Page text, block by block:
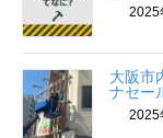
2025
大阪市
ナセー
2025